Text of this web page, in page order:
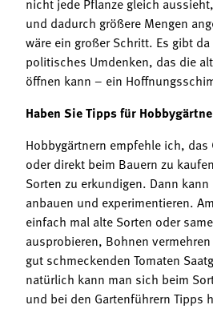
und dadurch größere Mengen
wäre ein großer Schritt. Es gibt
politisches Umdenken, das die
öffnen kann – ein
Haben Sie Tipps für
Hobbygärtnern empfehle ich, das
oder direkt beim Bauern zu
Sorten zu erkundigen. Dann
anbauen und experimentieren.
einfach mal alte Sorten oder
ausprobieren, Bohnen
gut schmeckenden Tomaten
natürlich kann man sich beim
und bei den Gartenführern Tipps